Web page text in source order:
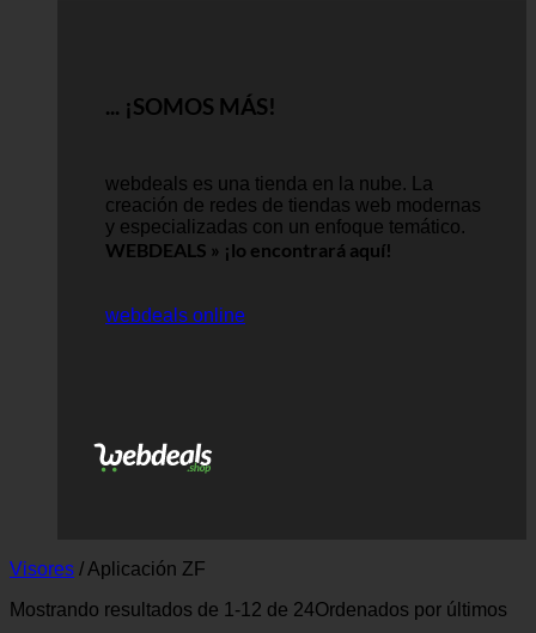
... ¡SOMOS MÁS!
webdeals es una tienda en la nube.
La
creación de redes de tiendas web modernas
y especializadas con un enfoque temático.
WEBDEALS » ¡lo encontrará aquí!
webdeals online
Visores / Aplicación ZF
Mostrando resultados de 1-12 de 24Ordenados por últimos